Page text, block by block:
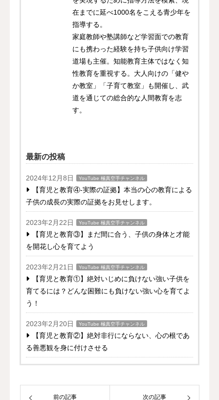
在までに延べ1000名をこえる青少年を
指導する。
家庭教師や塾講師など学習面での教育
にも携わった経験を持ち子供向け学習
道場も主催。知能教育主体ではなく知
性教育を重視する。大人向けの「健や
か教室」「子育て教室」も開催し、武
道を通じての総合的な人間教育を志
す。
最新の投稿
2024年12月8日 YouTube 極真空手チャンネル
【育児と教育④-実際の証拠】本当の心の教育による
子供の成長の実際の証拠をお見せします。
2023年2月22日 YouTube 極真空手チャンネル
【育児と教育③】まだ間に合う、子供の身体と才能
を開花し心を育てよう
2023年2月21日 YouTube 極真空手チャンネル
【育児と教育①】絶対いじめに負けない強い子供を
育てるには？どんな困難にも負けない強い心を育てよ
う！
2023年2月20日 YouTube 極真空手チャンネル
【育児と教育②】絶対非行にならない、心の根であ
る善悪観を身に付けさせる
前の記事 次の記事